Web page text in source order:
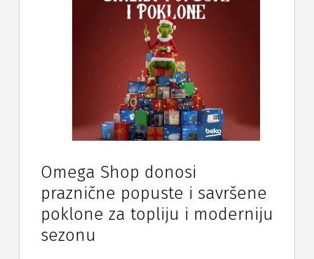
Omega Shop donosi
praznične popuste i savršene
poklone za topliju i moderniju
sezonu